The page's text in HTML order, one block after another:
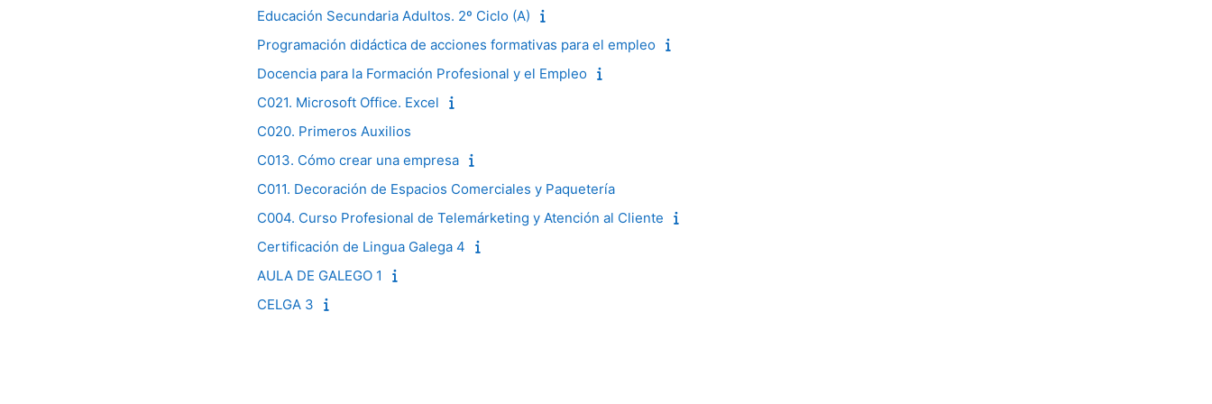
Educación Secundaria Adultos. 2º Ciclo (A)
Programación didáctica de acciones formativas para el empleo
Docencia para la Formación Profesional y el Empleo
C021. Microsoft Office. Excel
C020. Primeros Auxilios
C013. Cómo crear una empresa
C011. Decoración de Espacios Comerciales y Paquetería
C004. Curso Profesional de Telemárketing y Atención al Cliente
Certificación de Lingua Galega 4
AULA DE GALEGO 1
CELGA 3